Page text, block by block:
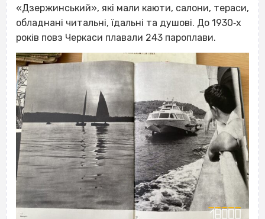
«Дзержинський», які мали каюти, салони, тераси,
обладнані читальні, їдальні та душові. До 1930‐х
років повз Черкаси плавали 243 пароплави.